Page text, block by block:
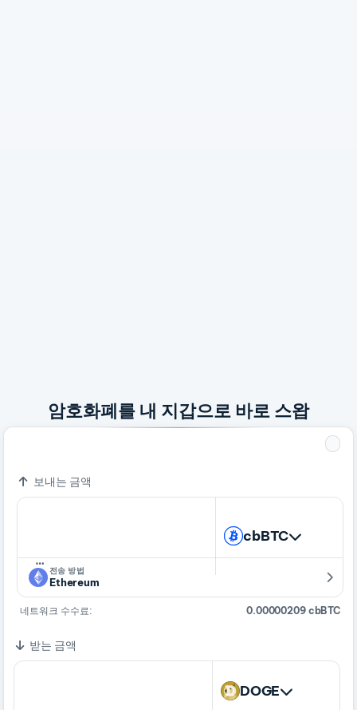
암호화폐를 내 지갑으로 바로 스왑
보내는 금액
…
cbBTC
전송 방법
Ethereum
네트워크 수수료: 0.00000209 cbBTC
받는 금액
DOGE